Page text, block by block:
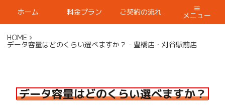
ホーム 料金プラン ご契約の流れ メニュー
HOME
データ容量はどのくらい選べますか？ - 豊橋店・刈谷駅前店
データ容量はどのくらい選べますか？